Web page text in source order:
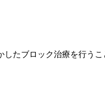
たブロック治療を行うこ